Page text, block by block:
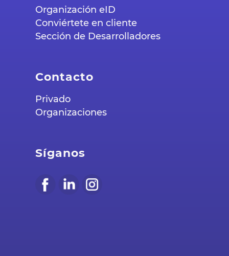
Organización eID
Conviértete en cliente
Sección de Desarrolladores
Contacto
Privado
Organizaciones
Síganos